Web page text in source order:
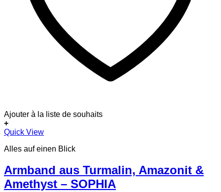
Ajouter à la liste de souhaits
+
Quick View
Alles auf einen Blick
Armband aus Turmalin, Amazonit &
Amethyst – SOPHIA